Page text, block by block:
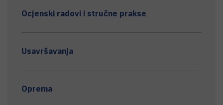
Ocjenski radovi i stručne prakse
Usavršavanja
Oprema